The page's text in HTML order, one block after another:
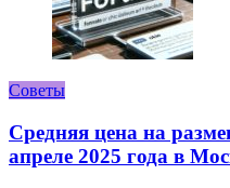
Советы
Средняя цена на
апреле 2025 года в